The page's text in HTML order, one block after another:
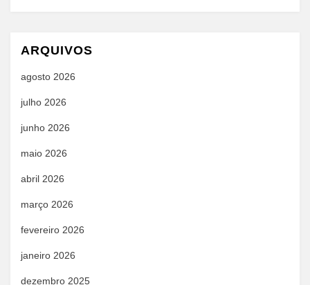
ARQUIVOS
agosto 2026
julho 2026
junho 2026
maio 2026
abril 2026
março 2026
fevereiro 2026
janeiro 2026
dezembro 2025